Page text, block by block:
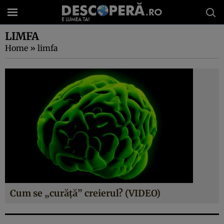
LIMFA
Home » limfa
Cum se „curăţă” creierul? (VIDEO)